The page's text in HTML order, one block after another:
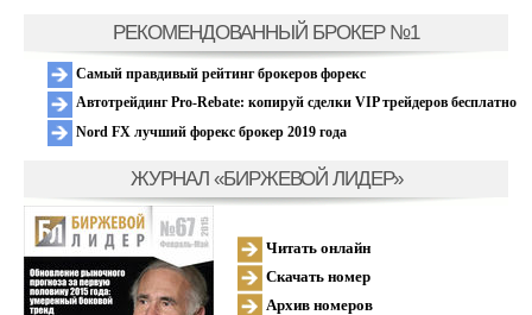
РЕКОМЕНДОВАННЫЙ БРОКЕР №1
Самый правдивый рейтинг брокеров форекс
Автотрейдинг Pro-Rebate: копируй сделки VIP трейдеров бесплатно
Nord FX лучший форекс брокер 2019 года
ЖУРНАЛ «БИРЖЕВОЙ ЛИДЕР»
Читать онлайн
Скачать номер
Архив номеров